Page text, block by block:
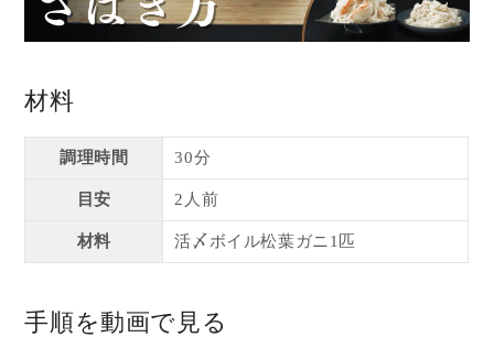
材料
調理時間 30分
目安 2人前
材料 活〆ボイル松葉ガニ1匹
手順を動画で見る